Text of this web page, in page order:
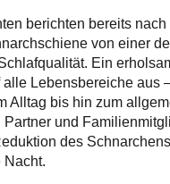
berichten bereits nach
von einer
. Ein
Lebensbereiche aus
Alltag bis hin zum
und
des
Nacht.